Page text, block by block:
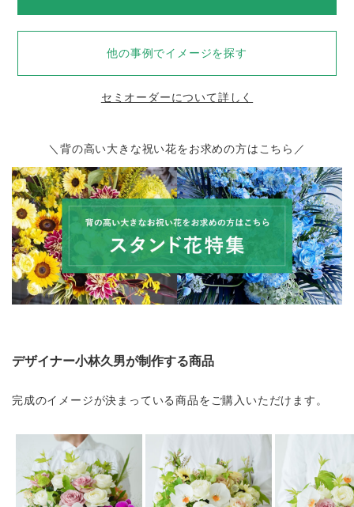
他の事例でイメージを探す
セミオーダーについて詳しく
＼背の高い大きな祝い花をお求めの方はこちら／
デザイナー小林久男が制作する商品
完成のイメージが決まっている商品をご購入いただけます。